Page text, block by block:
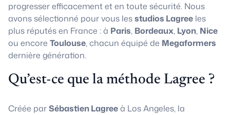
progresser efficacement et en toute sécurité. Nous
avons sélectionné pour vous lesstudios Lagree les
plus réputés en France : à Paris, Bordeaux, Lyon, Nice
ou encore Toulouse, chacun équipé de Megaformers
dernière génération.
Qu’est-ce que la méthode Lagree ?
Créée parSébastien Lagreeà Los Angeles, la